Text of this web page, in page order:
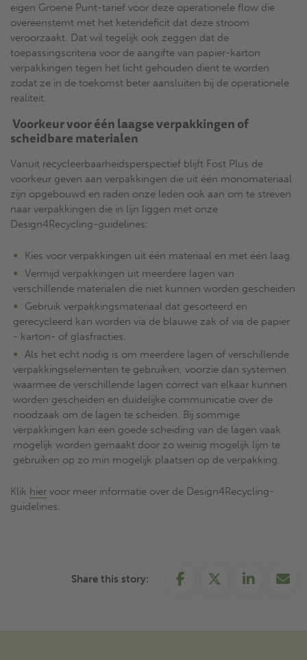
eigen Groene Punt-tarief voor deze operationele flow die
overeenstemt met het ketendeficit dat deze stroom
veroorzaakt. Dat wil tegelijk ook zeggen dat de
toepassingscriteria voor de aangifte van papier-karton
verpakkingen tegen het licht gehouden dient te worden
zodat ze in de toekomst beter aansluiten bij de operationele
realiteit.
Voorkeur voor één laagse verpakkingen of
scheidbare materialen
Vanuit recycleerbaarheidsperspectief blijft Fost Plus de
voorkeur geven aan verpakkingen die uit één monomateriaal
zijn opgebouwd en raden onze leden ook aan om te streven
naar verpakkingen die in lijn liggen met onze
Design4Recycling-guidelines:
Kies voor verpakkingen uit één materiaal en met één laag.
Vermijd verpakkingen uit meerdere lagen van
verschillende materialen die niet kunnen worden gescheiden
Gebruik verpakkingsmateriaal dat gesorteerd en
gerecycleerd kan worden via de blauwe zak of via de papier
- karton- of glasfracties.
Als het echt nodig is om meerdere lagen of verschillende
verpakkingselementen te gebruiken, voorzie dan systemen
waarmee de verschillende lagen correct van elkaar kunnen
worden gescheiden en duidelijke communicatie over de
noodzaak om de lagen te scheiden. Bij sommige
verpakkingen kan een goede scheiding van de lagen vaak
mogelijk worden gemaakt door zo weinig mogelijk lijm te
gebruiken op zo min mogelijk plaatsen op de verpakking.
Klik hier voor meer informatie over de Design4Recycling-
guidelines.
Share this story: